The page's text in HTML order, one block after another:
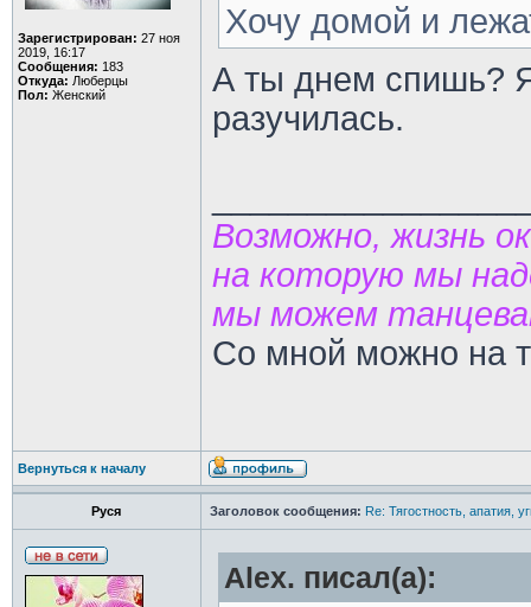
Зарегистрирован: 27 ноя
2019, 16:17
Сообщения: 183
Откуда: Люберцы
Пол: Женский
Хочу домой и
А ты днем спишь?
разучилась.
Возможно, жизнь
на которую мы
мы можем
Со мной можно на
Вернуться к началу
Руся Заголовок сообщения: Re: Тягостность, апатия,
Alex. писал(а):